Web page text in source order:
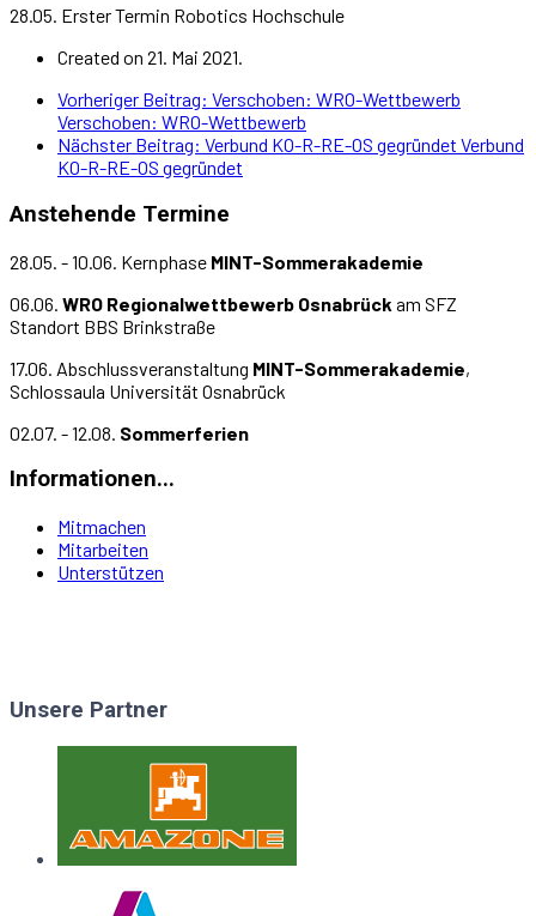
28.05. Erster Termin Robotics Hochschule
Created on 21. Mai 2021.
Vorheriger Beitrag: Verschoben: WRO-Wettbewerb
Verschoben: WRO-Wettbewerb
Nächster Beitrag: Verbund KO-R-RE-OS gegründet Verbund
KO-R-RE-OS gegründet
Anstehende Termine
28.05. - 10.06. Kernphase MINT-Sommerakademie
06.06. WRO Regionalwettbewerb Osnabrück am SFZ
Standort BBS Brinkstraße
17.06. Abschlussveranstaltung MINT-Sommerakademie,
Schlossaula Universität Osnabrück
02.07. - 12.08. Sommerferien
Informationen...
Mitmachen
Mitarbeiten
Unterstützen
Unsere Partner